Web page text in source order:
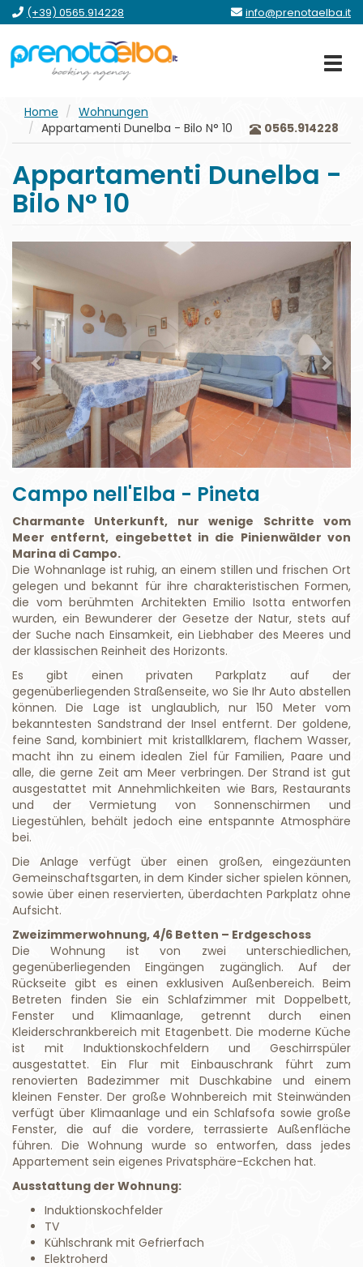
Zum
Menü
Zum
Hauptinhalt
springen
Zum
Formular
gehe
zum
Footer
(+39) 0565.914228 info@prenotaelba.it
Home
Wohnungen
Appartamenti Dunelba - Bilo N° 10
0565.914228
Appartamenti Dunelba -
Bilo N° 10
Campo nell'Elba - Pineta
Charmante Unterkunft, nur wenige Schritte vom
Meer entfernt, eingebettet in die Pinienwälder von
Marina di Campo.
Die Wohnanlage ist ruhig, an einem stillen und frischen Ort
gelegen und bekannt für ihre charakteristischen Formen,
die vom berühmten Architekten Emilio Isotta entworfen
wurden, ein Bewunderer der Gesetze der Natur, stets auf
der Suche nach Einsamkeit, ein Liebhaber des Meeres und
der klassischen Reinheit des Horizonts.
Es gibt einen privaten Parkplatz auf der
gegenüberliegenden Straßenseite, wo Sie Ihr Auto abstellen
können. Die Lage ist unglaublich, nur 150 Meter vom
bekanntesten Sandstrand der Insel entfernt. Der goldene,
feine Sand, kombiniert mit kristallklarem, flachem Wasser,
macht ihn zu einem idealen Ziel für Familien, Paare und
alle, die gerne Zeit am Meer verbringen. Der Strand ist gut
ausgestattet mit Annehmlichkeiten wie Bars, Restaurants
und der Vermietung von Sonnenschirmen und
Liegestühlen, behält jedoch eine entspannte Atmosphäre
bei.
Die Anlage verfügt über einen großen, eingezäunten
Gemeinschaftsgarten, in dem Kinder sicher spielen können,
sowie über einen reservierten, überdachten Parkplatz ohne
Aufsicht.
Zweizimmerwohnung, 4/6 Betten – Erdgeschoss
Die Wohnung ist von zwei unterschiedlichen,
gegenüberliegenden Eingängen zugänglich. Auf der
Rückseite gibt es einen exklusiven Außenbereich. Beim
Betreten finden Sie ein Schlafzimmer mit Doppelbett,
Fenster und Klimaanlage, getrennt durch einen
Kleiderschrankbereich mit Etagenbett. Die moderne Küche
ist mit Induktionskochfeldern und Geschirrspüler
ausgestattet. Ein Flur mit Einbauschrank führt zum
renovierten Badezimmer mit Duschkabine und einem
kleinen Fenster. Der große Wohnbereich mit Steinwänden
verfügt über Klimaanlage und ein Schlafsofa sowie große
Fenster, die auf die vordere, terrassierte Außenfläche
führen. Die Wohnung wurde so entworfen, dass jedes
Appartement sein eigenes Privatsphäre-Eckchen hat.
Ausstattung der Wohnung:
Induktionskochfelder
TV
Kühlschrank mit Gefrierfach
Elektroherd